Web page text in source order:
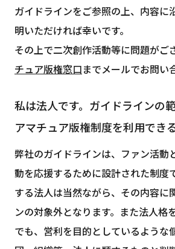
ガイドラインをご参照の上、内容に
明いただければ幸いです。
その上で二次創作活動等に問題がご
チュア版権窓口までメールでお問い
私は法人です。ガイドラインの
アマチュア版権制度を利用でき
弊社のガイドラインは、ファン活動
動を応援するために設計された制度
する法人は当然ながら、その内容に
ンの対象外となります。また法人格
でも、営利を目的としているような